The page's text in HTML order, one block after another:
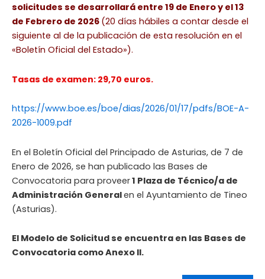
solicitudes se desarrollará entre 19 de Enero y el 13
de Febrero de 2026 (20 días hábiles a contar desde el
siguiente al de la publicación de esta resolución en el
«Boletín Oficial del Estado»).
Tasas de examen: 29,70 euros.
https://www.boe.es/boe/dias/2026/01/17/pdfs/BOE-A-
2026-1009.pdf
En el Boletín Oficial del Principado de Asturias, de 7 de
Enero de 2026, se han publicado las Bases de
Convocatoria para proveer1 Plaza de Técnico/a de
Administración Generalen el Ayuntamiento de Tineo
(Asturias).
El Modelo de Solicitud se encuentra en las Bases de
Convocatoria como Anexo II.